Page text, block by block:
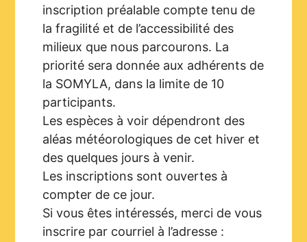
inscription préalable compte tenu de
la fragilité et de l’accessibilité des
milieux que nous parcourons. La
priorité sera donnée aux adhérents de
la SOMYLA, dans la limite de 10
participants.
Les espèces à voir dépendront des
aléas météorologiques de cet hiver et
des quelques jours à venir.
Les inscriptions sont ouvertes à
compter de ce jour.
Si vous êtes intéressés, merci de vous
inscrire par courriel à l’adresse :